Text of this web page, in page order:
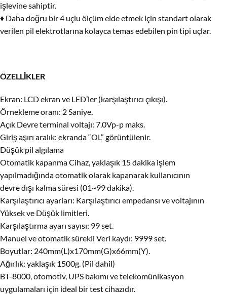
işlevine sahiptir.
♦ Daha doğru bir 4 uçlu ölçüm elde etmek için standart olarak
verilen pil elektrotlarına kolayca temas edebilen pin tipi uçlar.
ÖZELLİKLER
Ekran: LCD ekran ve LED’ler (karşılaştırıcı çıkışı).
Örnekleme oranı: 2 Saniye.
Açık Devre terminal voltajı: 7.0Vp-p maks.
Giriş aşırı aralık: ekranda “OL” görüntülenir.
Düşük pil algılama
Otomatik kapanma Cihaz, yaklaşık 15 dakika işlem
yapılmadığında otomatik olarak kapanarak kullanıcının
devre dışı kalma süresi (01~99 dakika).
Karşılaştırıcı ayarları: Karşılaştırıcı empedansı ve voltajının
Yüksek ve Düşük limitleri.
Karşılaştırma ayarı sayısı: 99 set.
Manuel ve otomatik sürekli Veri kaydı: 9999 set.
Boyutlar: 240mm(L)x170mm(G)x66mm(Y).
Ağırlık: yaklaşık 1500g. (Pil dahil)
BT-8000, otomotiv, UPS bakımı ve telekomünikasyon
uygulamaları için ideal bir test cihazıdır.